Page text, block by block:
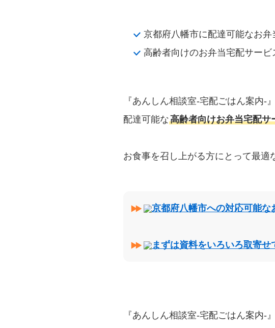
京都府八幡市に配達可能なお弁
高齢者向けのお弁当宅配サービ
『あんしん相談室‐宅配ごはん案内‐
配達可能な高齢者向けお弁当宅配サ
お食事を召し上がる方にとって最適
京都府八幡市への対応可能
まずは資料をいろいろ取寄
『あんしん相談室‐宅配ごはん案内‐